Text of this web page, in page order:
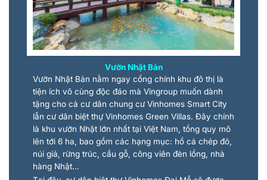
Vườn Nhật Bản
Vườn Nhật Bản nằm ngay cổng chính khu đô thị là
tiện ích vô cùng độc đáo mà Vingroup muốn dành
tặng cho cả cư dân chung cư Vinhomes Smart City
lẫn cư dân biệt thự Vinhomes Green Villas. Đây chính
là khu vườn Nhật lớn nhất tại Việt Nam, tổng quy mô
lên tới 6 ha, bao gồm các hạng mục: hồ cá chép đỏ,
núi giả, rừng trúc, cầu gỗ, công viên đèn lồng, nhà
hàng Nhật…